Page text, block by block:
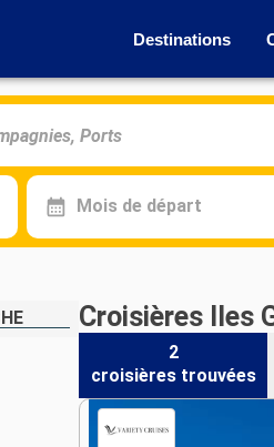
Destinations
Mois de départ
Croisières Iles
2
croisières trouvées